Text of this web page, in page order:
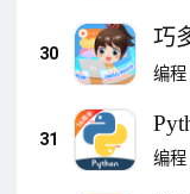
30
巧
编程
31
编程